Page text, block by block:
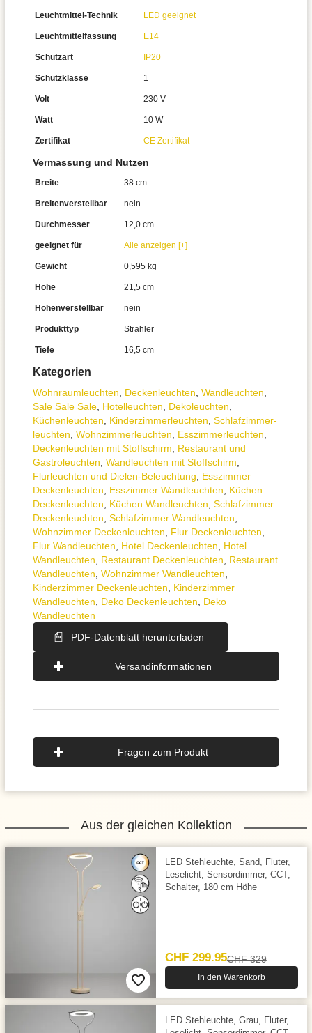
Kategorien
Wohnraum­leuchten Decken­leuchten Wand­leuchten
Sale Sale Sale Hotelleuchten Dekoleuchten
Küchenleuchten
Kinderzimmer­leuchten Schlafzimmer­
leuchten Wohnzimmer­leuchten Esszimmer­­leuchten
Deckenleuchten mit Stoffschirm
Restaurant und
Gastroleuchten Wandleuchten mit Stoffschirm
Flurleuchten und Dielen-Beleuchtung
Esszimmer
Deckenleuchten
Esszimmer Wandleuchten
Küchen
Deckenleuchten
Küchen Wandleuchten Schlafzimmer
Deckenleuchten Schlafzimmer Wandleuchten
Wohnzimmer Deckenleuchten
Flur Deckenleuchten
Flur Wandleuchten
Hotel Deckenleuchten
Hotel
Wandleuchten
Restaurant Deckenleuchten
Restaurant
Wandleuchten Wohnzimmer Wandleuchten
Kinderzimmer Deckenleuchten
Kinderzimmer
Wandleuchten
Deko Deckenleuchten
Deko
Wandleuchten
PDF-Datenblatt herunterladen
Versandinformationen
Leuchtmittel-Technik LED geeignet
Leuchtmittelfassung E14
Schutzart IP20
Schutzklasse 1
Volt 230 V
Watt 10 W
Zertifikat CE Zertifikat
Vermassung und Nutzen
Breite 38 cm
Breitenverstellbar nein
Durchmesser 12,0 cm
geeignet für Alle anzeigen [+]
Gewicht 0,595 kg
Höhe 21,5 cm
Höhenverstellbar nein
Produkttyp Strahler
Tiefe 16,5 cm
Fragen zum Produkt
Aus der gleichen Kollektion
LED Stehleuchte, Sand, Fluter,
Leselicht, Sensordimmer, CCT,
Schalter, 180 cm Höhe
CHF 299.95CHF 329
In den Warenkorb
LED Stehleuchte, Grau, Fluter,